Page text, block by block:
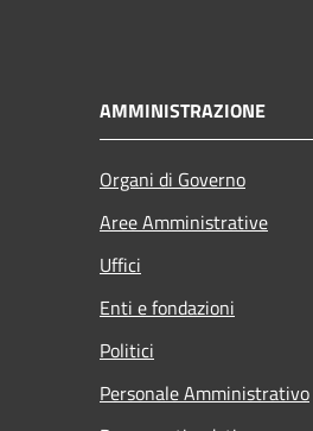
AMMINISTRAZIONE
Organi di Governo
Aree Amministrative
Uffici
Enti e fondazioni
Politici
Personale Amministrativo